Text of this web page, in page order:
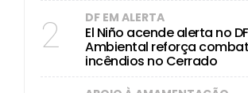
2 DF EM ALERTA
El Niño acende alerta no
Ambiental reforça
incêndios no Cerrado